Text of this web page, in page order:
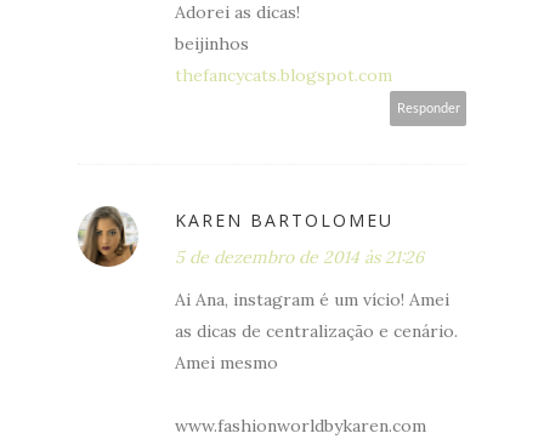
Adorei as dicas!
beijinhos
thefancycats.blogspot.com
Responder
KAREN BARTOLOMEU
5 de dezembro de 2014 às 21:26
Ai Ana, instagram é um vício! Amei
as dicas de centralização e cenário.
Amei mesmo
www.fashionworldbykaren.com